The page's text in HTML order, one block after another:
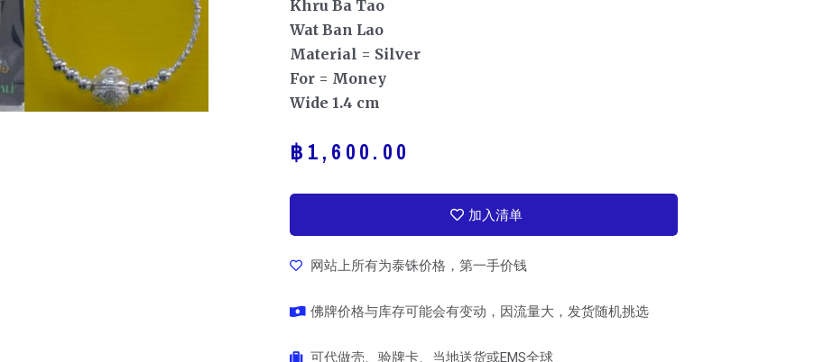
Khru Ba Tao
Wat Ban Lao
Material = Silver
For = Money
Wide 1.4 cm
฿ 1,600.00
加入清单
网站上所有为泰铢价格，第一手价钱
佛牌价格与库存可能会有变动，因流量大，发货随机挑选
可代做壳、验牌卡、当地送货或EMS全球